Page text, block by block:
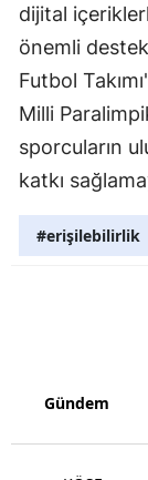
dijital
önemli
Futbol
Milli
sporcuların
katkı
#erişilebilirlik
Gündem